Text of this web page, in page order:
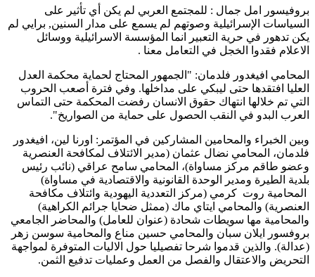
بروفيسور امل جمال : للمجتمع العربي لم يكن أي تأثير على
السياسات الإسرائيلية وصوتهم لم يسمع على مدار السنين, برايي لم
يكن تدهور في حرية التعبير انما المؤسسة الاسرائيلية ووسائل
الاعلام فقدوا الخجل في التعامل معنا .
المحامي افيغدور فلدمان: "الجمهور المحتاج لحماية محكمة العدل
العليا افتقدها حتى ليبكي على مداخلها. وفي فترة أصعب الحروب
التي تم خلالها انتهاك حقوق الانسان رفضت المحكمة حتى التماس
العرب البدو في النقب الحصول على حماية من الصواريخ".
وبين الخبراء والمحامين المشاركين في المؤتمر: اورنا لين، افيغدور
فلدمان، المحامي نضال عثمان (مدير الائتلاف لمكافحة العنصرية
وعضو طاقم مركز مساواة)، المحامي سامح عراقي (نائب رئيس
بلدية الطيرة ومدير الوحدة القانونية والاقتصادية في مساواة)
المحامية روت كرمي (مركز التعددية اليهودية وائتلاف مكافحة
العنصرية) والمحامي ايتاي ماك (ممثل ضحايا جرائم الكراهية)
والمحامية مها سويطات شحادة (عنوان للعامل) والمحاضر الجامعي
بروفسور ايلان سبان والمحامي حسين مناع والمحامية سوسن زهر
(عدالة). والذين قدموا شرحا تفصيليا حول الاليات المتوفرة لمواجهة
التحريض والاعتقال والفصل من العمل وعمليات تدفيع الثمن.